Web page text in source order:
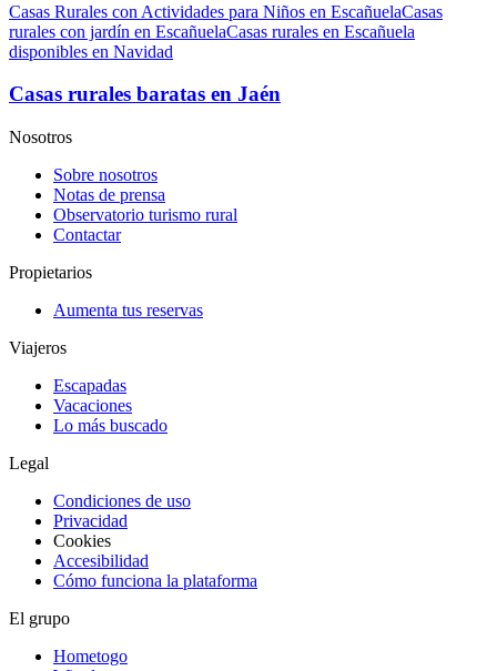
Casas Rurales con Actividades para Niños en EscañuelaCasas
rurales con jardín en EscañuelaCasas rurales en Escañuela
disponibles en Navidad
Casas rurales baratas en Jaén
Nosotros
Sobre nosotros
Notas de prensa
Observatorio turismo rural
Contactar
Propietarios
Aumenta tus reservas
Viajeros
Escapadas
Vacaciones
Lo más buscado
Legal
Condiciones de uso
Privacidad
Cookies
Accesibilidad
Cómo funciona la plataforma
El grupo
Hometogo